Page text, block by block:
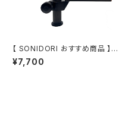
【 SONIDORI おすすめ商品 】レ
ンズサポートプレート PRO（15
0mm / 250mm） アルカスイス
¥7,700